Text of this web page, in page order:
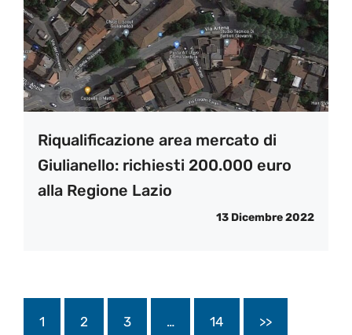
Riqualificazione area mercato di
Giulianello: richiesti 200.000 euro
alla Regione Lazio
13 Dicembre 2022
1 2 3 … 14 >>